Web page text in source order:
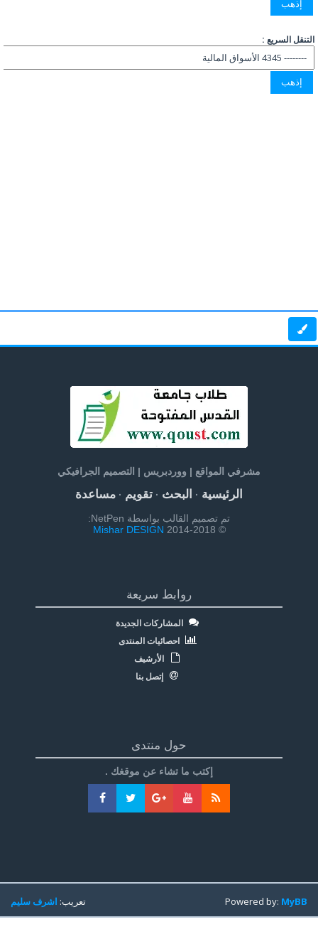
التنقل السريع :
مشرفي المواقع | ووردبريس | التصميم الجرافيكي
الرئيسية· البحث· تقويم· مساعدة
تم تصميم القالب بواسطة NetPen:
© 2014-2018
Mishar DESIGN
روابط سريعة
المشاركات الجديدة
احصائيات المنتدى
الأرشيف
إتصل بنا
حول منتدى
إكتب ما تشاء عن موقغك .
تعريب:اشرف سليم Powered by:MyBB